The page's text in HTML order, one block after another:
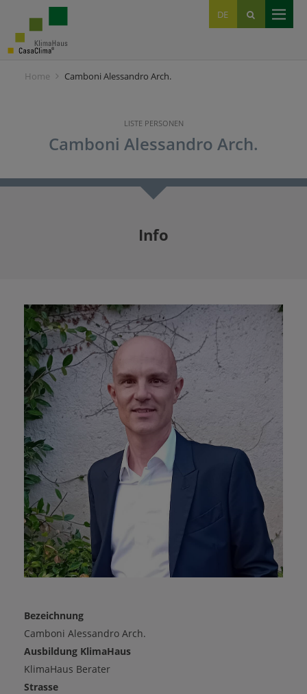
DE
IT
EN
Home Camboni Alessandro Arch.
LISTE PERSONEN
Camboni Alessandro Arch.
Info
Bezeichnung
Camboni Alessandro Arch.
Ausbildung KlimaHaus
KlimaHaus Berater
Strasse